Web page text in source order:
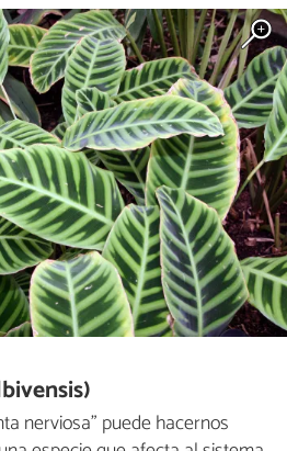
nerviosa” puede hacernos